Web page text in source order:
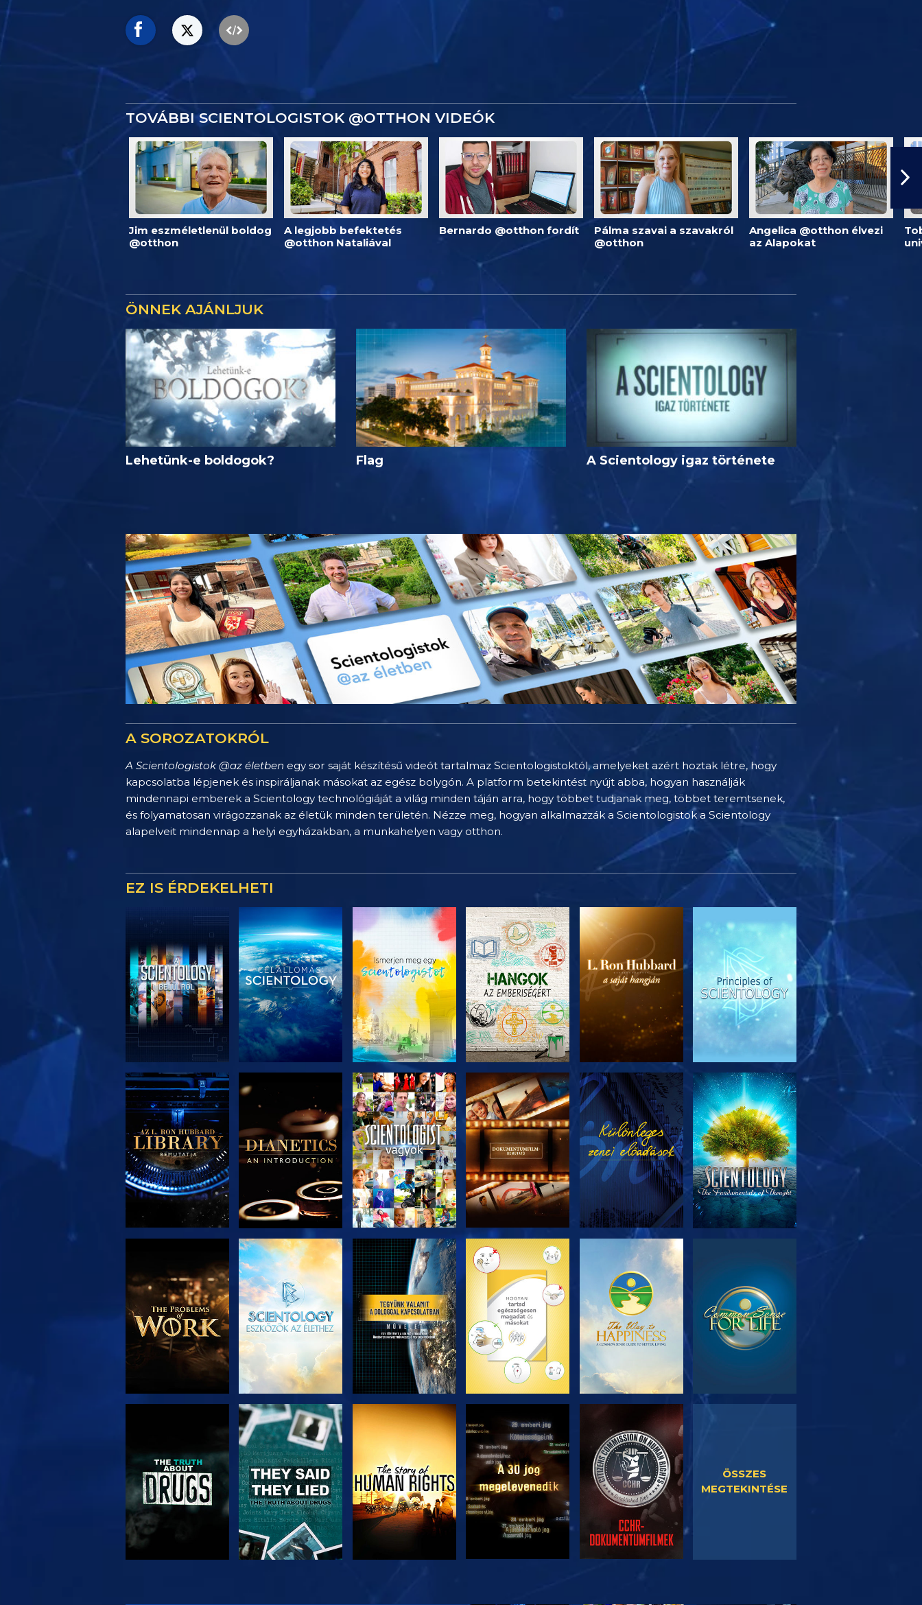
TOVÁBBI SCIENTOLOGISTOK @OTTHON VIDEÓK
Jim eszméletlenül boldog
@otthon
A legjobb befektetés
@otthon Nataliával
Bernardo @otthon fordít
Pálma szavai a szavakról
@otthon
Angelica @otthon élvezi
az Alapokat
ÖNNEK AJÁNLJUK
Lehetünk-e boldogok? Flag A Scientology igaz története
A SOROZATOKRÓL
A Scientologistok @az életben egy sor saját készítésű videót tartalmaz Scientologistoktól, amelyeket azért hoztak létre, hogy
kapcsolatba lépjenek és inspiráljanak másokat az egész bolygón. A platform betekintést nyújt abba, hogyan használják
mindennapi emberek a Scientology technológiáját a világ minden táján arra, hogy többet tudjanak meg, többet teremtsenek,
és folyamatosan virágozzanak az életük minden területén. Nézze meg, hogyan alkalmazzák a Scientologistok a Scientology
alapelveit mindennap a helyi egyházakban, a munkahelyen vagy otthon.
EZ IS ÉRDEKELHETI
A SOROZAT
RÉSZEI
A SOROZAT
RÉSZEI
A SOROZAT
RÉSZEI
A SOROZAT
RÉSZEI
A SOROZAT
RÉSZEI
MŰSORNÉZÉS
A SOROZAT
RÉSZEI
MŰSORNÉZÉS
A SOROZAT
RÉSZEI
A SOROZAT
RÉSZEI
A SOROZAT
RÉSZEI
MŰSORNÉZÉS MŰSORNÉZÉS MŰSORNÉZÉS MŰSORNÉZÉS
ÖSSZES
MEGTEKINTÉSE